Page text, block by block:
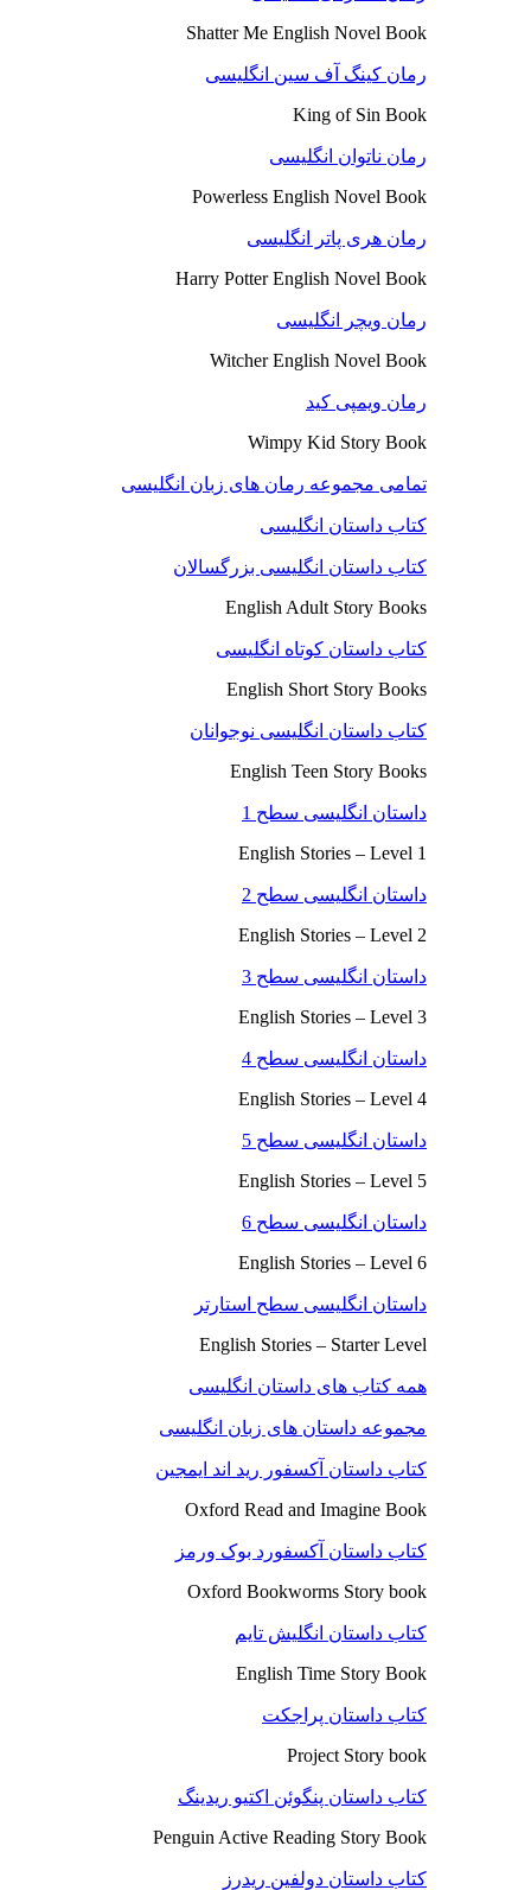
Shatter Me English Novel Book
رمان کینگ آف سین انگلیسی
King of Sin Book
رمان ناتوان انگلیسی
Powerless English Novel Book
رمان هری پاتر انگلیسی
Harry Potter English Novel Book
رمان ویچر انگلیسی
Witcher English Novel Book
رمان ویمپی کید
Wimpy Kid Story Book
تمامی مجموعه رمان های زبان انگلیسی
کتاب داستان انگلیسی
کتاب داستان انگلیسی بزرگسالان
English Adult Story Books
کتاب داستان کوتاه انگلیسی
English Short Story Books
کتاب داستان انگلیسی نوجوانان
English Teen Story Books
داستان انگلیسی سطح 1
English Stories – Level 1
داستان انگلیسی سطح 2
English Stories – Level 2
داستان انگلیسی سطح 3
English Stories – Level 3
داستان انگلیسی سطح 4
English Stories – Level 4
داستان انگلیسی سطح 5
English Stories – Level 5
داستان انگلیسی سطح 6
English Stories – Level 6
داستان انگلیسی سطح استارتر
English Stories – Starter Level
همه کتاب های داستان انگلیسی
مجموعه داستان های زبان انگلیسی
کتاب داستان آکسفور رید اند ایمجین
Oxford Read and Imagine Book
کتاب داستان آکسفورد بوک ورمز
Oxford Bookworms Story book
کتاب داستان انگلیش تایم
English Time Story Book
کتاب داستان پراجکت
Project Story book
کتاب داستان پنگوئن اکتیو ریدینگ
Penguin Active Reading Story Book
کتاب داستان دولفین ریدرز